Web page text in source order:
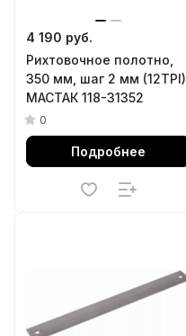
4 190 руб.
Рихтовочное полотно,
350 мм, шаг 2 мм (12TPI)
МАСТАК 118-31352
0
Подробнее